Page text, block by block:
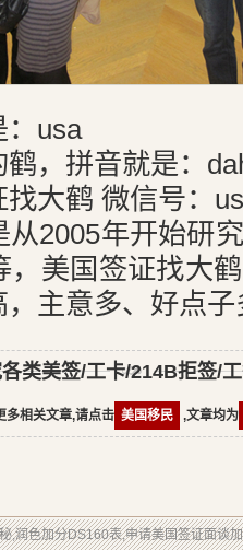
：usa
，拼音就是：
大鹤 微信号：
2005年开始研
，美国签证找大
主意多、好点子
类美签/工卡/214B拒签/
多相关文章,请点击 美国移民 ,文章均为
,润色加分DS160表,申请美国签证面谈